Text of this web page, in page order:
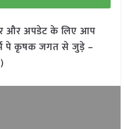
और अपडेट के लिए आप
पे कृषक जगत से जुड़े –
)